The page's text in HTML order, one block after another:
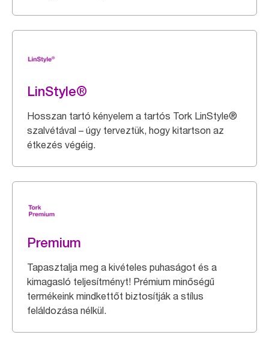
LinStyle®
Hosszan tartó kényelem a tartós Tork LinStyle®
szalvétával – úgy terveztük, hogy kitartson az
étkezés végéig.
Premium
Tapasztalja meg a kivételes puhaságot és a
kimagasló teljesítményt! Prémium minőségű
termékeink mindkettőt biztosítják a stílus
feláldozása nélkül.